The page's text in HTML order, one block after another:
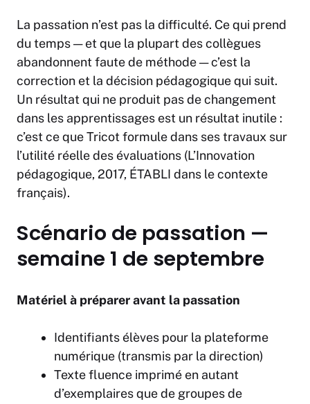
La passation n’est pas la difficulté. Ce qui prend
du temps — et que la plupart des collègues
abandonnent faute de méthode — c’est la
correction et la décision pédagogique qui suit.
Un résultat qui ne produit pas de changement
dans les apprentissages est un résultat inutile :
c’est ce que Tricot formule dans ses travaux sur
l’utilité réelle des évaluations (L’Innovation
pédagogique, 2017, ÉTABLI dans le contexte
français).
Scénario de passation —
semaine 1 de septembre
Matériel à préparer avant la passation
Identifiants élèves pour la plateforme
numérique (transmis par la direction)
Texte fluence imprimé en autant
d’exemplaires que de groupes de